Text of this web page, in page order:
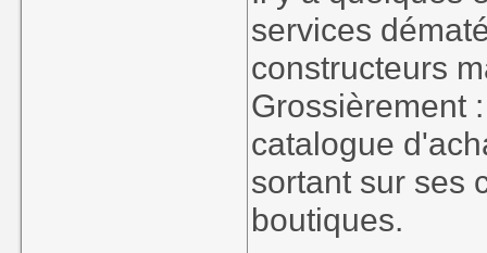
services
constructeurs
Grossièrement
catalogue
sortant sur ses
boutiques.